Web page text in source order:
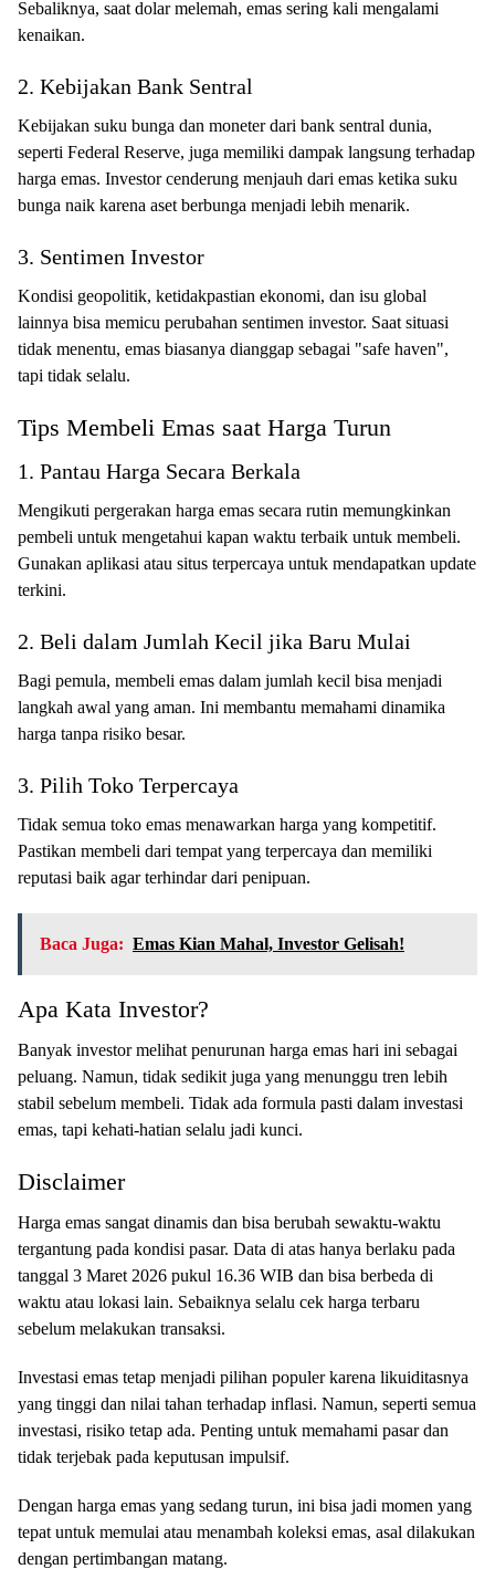
Sebaliknya, saat dolar melemah, emas sering kali mengalami
kenaikan.
2. Kebijakan Bank Sentral
Kebijakan suku bunga dan moneter dari bank sentral dunia,
seperti Federal Reserve, juga memiliki dampak langsung terhadap
harga emas. Investor cenderung menjauh dari emas ketika suku
bunga naik karena aset berbunga menjadi lebih menarik.
3. Sentimen Investor
Kondisi geopolitik, ketidakpastian ekonomi, dan isu global
lainnya bisa memicu perubahan sentimen investor. Saat situasi
tidak menentu, emas biasanya dianggap sebagai "safe haven",
tapi tidak selalu.
Tips Membeli Emas saat Harga Turun
1. Pantau Harga Secara Berkala
Mengikuti pergerakan harga emas secara rutin memungkinkan
pembeli untuk mengetahui kapan waktu terbaik untuk membeli.
Gunakan aplikasi atau situs terpercaya untuk mendapatkan update
terkini.
2. Beli dalam Jumlah Kecil jika Baru Mulai
Bagi pemula, membeli emas dalam jumlah kecil bisa menjadi
langkah awal yang aman. Ini membantu memahami dinamika
harga tanpa risiko besar.
3. Pilih Toko Terpercaya
Tidak semua toko emas menawarkan harga yang kompetitif.
Pastikan membeli dari tempat yang terpercaya dan memiliki
reputasi baik agar terhindar dari penipuan.
Baca Juga: Emas Kian Mahal, Investor Gelisah!
Apa Kata Investor?
Banyak investor melihat penurunan harga emas hari ini sebagai
peluang. Namun, tidak sedikit juga yang menunggu tren lebih
stabil sebelum membeli. Tidak ada formula pasti dalam investasi
emas, tapi kehati-hatian selalu jadi kunci.
Disclaimer
Harga emas sangat dinamis dan bisa berubah sewaktu-waktu
tergantung pada kondisi pasar. Data di atas hanya berlaku pada
tanggal 3 Maret 2026 pukul 16.36 WIB dan bisa berbeda di
waktu atau lokasi lain. Sebaiknya selalu cek harga terbaru
sebelum melakukan transaksi.
Investasi emas tetap menjadi pilihan populer karena likuiditasnya
yang tinggi dan nilai tahan terhadap inflasi. Namun, seperti semua
investasi, risiko tetap ada. Penting untuk memahami pasar dan
tidak terjebak pada keputusan impulsif.
Dengan harga emas yang sedang turun, ini bisa jadi momen yang
tepat untuk memulai atau menambah koleksi emas, asal dilakukan
dengan pertimbangan matang.